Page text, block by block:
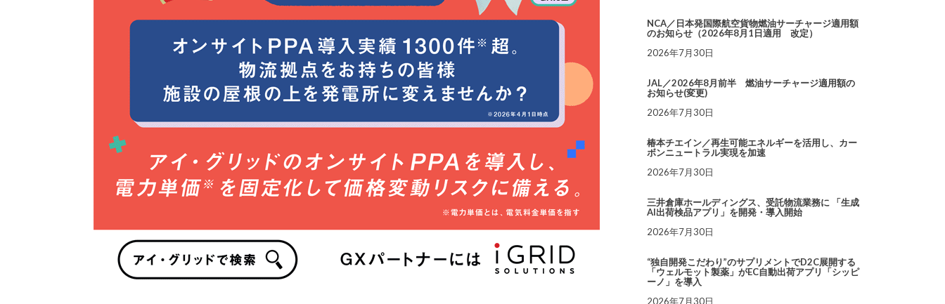
NCA／日本発国際航空貨物燃油サーチャージ適用額
のお知らせ（2026年8月1日適用 改定）
2026年7月30日
JAL／2026年8月前半 燃油サーチャージ適用額の
お知らせ(変更)
2026年7月30日
椿本チエイン／再生可能エネルギーを活用し、カー
ボンニュートラル実現を加速
2026年7月30日
三井倉庫ホールディングス、受託物流業務に 「生成
AI出荷検品アプリ」を開発・導入開始
2026年7月30日
“独自開発こだわり”のサプリメントでD2C展開する
「ウェルモット製薬」がEC自動出荷アプリ「シッピ
ーノ」を導入
2026年7月30日